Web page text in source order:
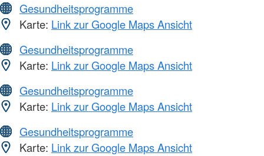
Gesundheitsprogramme
Karte: Link zur Google Maps Ansicht
Gesundheitsprogramme
Karte: Link zur Google Maps Ansicht
Gesundheitsprogramme
Karte: Link zur Google Maps Ansicht
Gesundheitsprogramme
Karte: Link zur Google Maps Ansicht